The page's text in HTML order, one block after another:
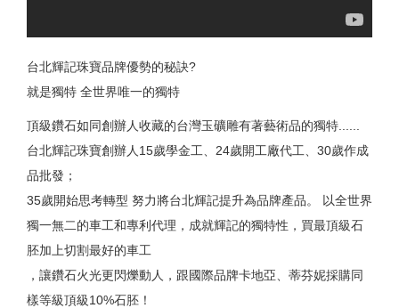
台北輝記珠寶品牌優勢的秘訣?
就是獨特 全世界唯一的獨特
頂級鑽石如同創辦人收藏的台灣玉礦雕有著藝術品的獨特......
台北輝記珠寶創辦人15歲學金工、24歲開工廠代工、30歲作成
品批發；
35歲開始思考轉型 努力將台北輝記提升為品牌產品。 以全世界
獨一無二的車工和專利代理，成就輝記的獨特性，買最頂級石
胚加上切割最好的車工
，讓鑽石火光更閃爍動人，跟國際品牌卡地亞、蒂芬妮採購同
樣等級頂級10%石胚！